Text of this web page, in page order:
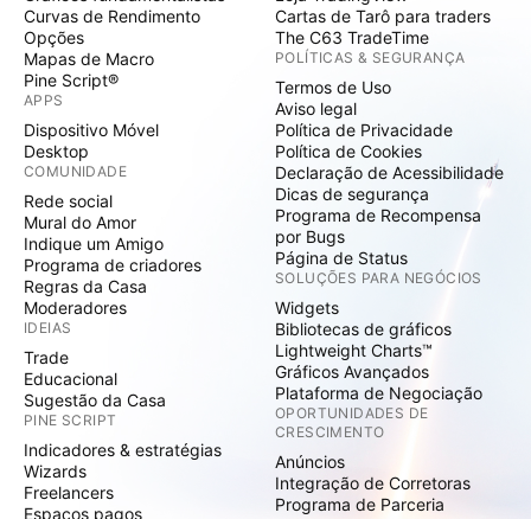
Curvas de Rendimento
Opções
Mapas de Macro
Pine Script®
APPS
Dispositivo Móvel
Desktop
COMUNIDADE
Rede social
Mural do Amor
Indique um Amigo
Programa de criadores
Regras da Casa
Moderadores
IDEIAS
Trade
Educacional
Sugestão da Casa
PINE SCRIPT
Indicadores & estratégias
Wizards
Freelancers
Espaços pagos
Cartas de Tarô para traders
The C63 TradeTime
POLÍTICAS & SEGURANÇA
Termos de Uso
Aviso legal
Política de Privacidade
Política de Cookies
Declaração de Acessibilidade
Dicas de segurança
Programa de Recompensa
por Bugs
Página de Status
SOLUÇÕES PARA NEGÓCIOS
Widgets
Bibliotecas de gráficos
Lightweight Charts™
Gráficos Avançados
Plataforma de Negociação
OPORTUNIDADES DE
CRESCIMENTO
Anúncios
Integração de Corretoras
Programa de Parceria